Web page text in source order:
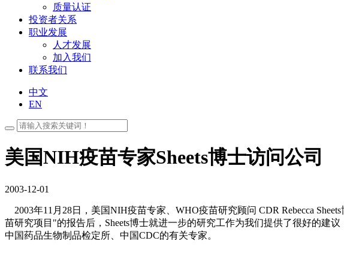
质量认证
投资者关系
职业发展
人才发展
加入我们
联系我们
中文
EN
美国NIH疫苗专家Sheets博士访问公司
2003-12-01
2003年11月28日，美国NIH疫苗专家、WHO疫苗研究顾问 CDR Rebecca
苗研究项目"的报告后，Sheets博士就进一步的研究工作为我们提供了很好的建
中国药品生物制品检定所、中国CDC的有关专家。